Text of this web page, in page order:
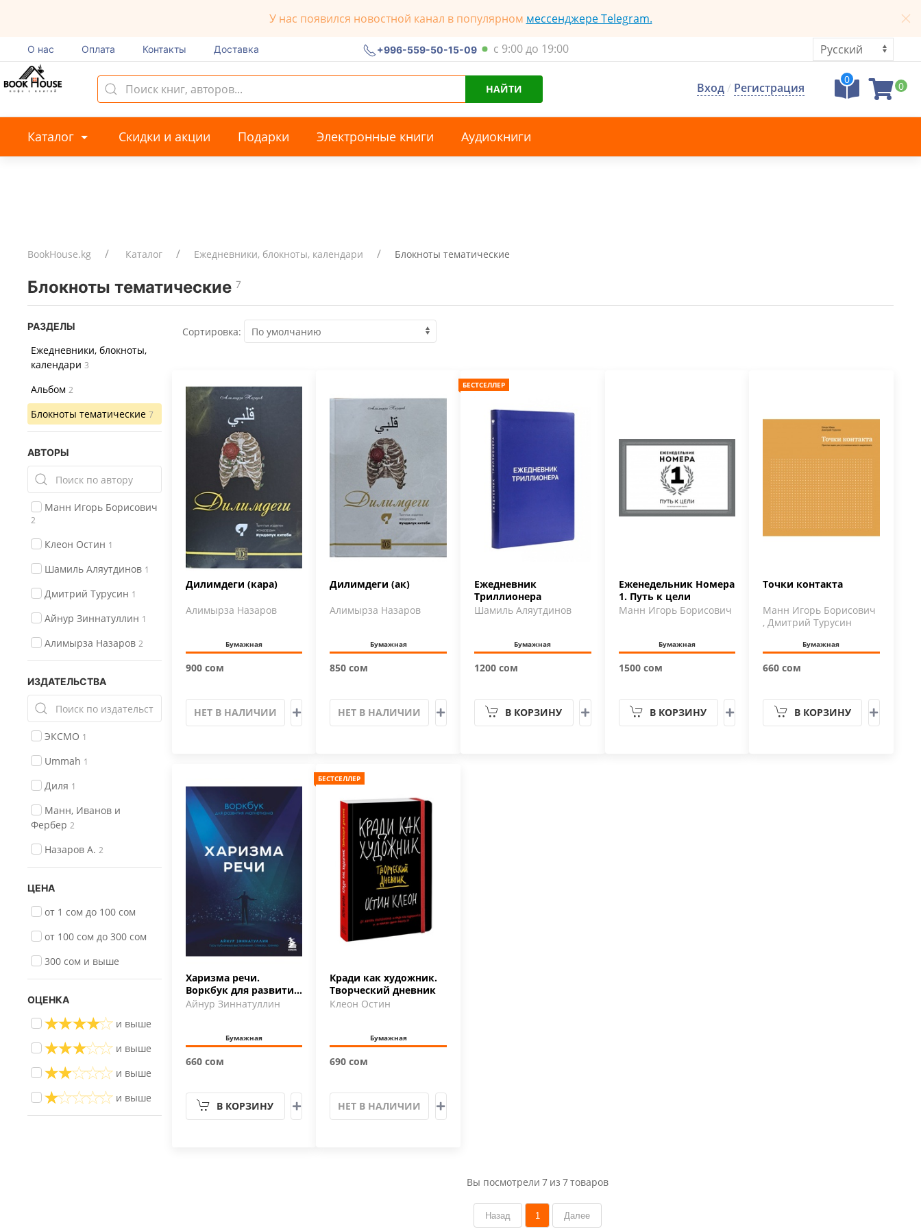
У нас появился новостной канал в популярном мессенджере Telegram.
О нас Оплата Контакты Доставка +996-559-50-15-09 с 9:00 до 19:00
НАЙТИ Вход/ Регистрация
0
0
Каталог Скидки и акции Подарки Электронные книги Аудиокниги
BookHouse.kg Каталог Ежедневники, блокноты, календари Блокноты тематические
Блокноты тематические 7
РАЗДЕЛЫ
Ежедневники, блокноты,
календари 3
Альбом 2
Блокноты тематические 7
АВТОРЫ
Манн Игорь Борисович
2
Клеон Остин 1
Шамиль Аляутдинов 1
Дмитрий Турусин 1
Айнур Зиннатуллин 1
Алимырза Назаров 2
ИЗДАТЕЛЬСТВА
ЭКСМО 1
Ummah 1
Диля 1
Манн, Иванов и
Фербер 2
Назаров А. 2
ЦЕНА
от 1 сом до 100 сом
от 100 сом до 300 сом
300 сом и выше
ОЦЕНКА
и выше
и выше
и выше
и выше
Сортировка:
Дилимдеги (кара)
Алимырза Назаров
Бумажная
900 сом
НЕТ В НАЛИЧИИ
Дилимдеги (ак)
Алимырза Назаров
Бумажная
850 сом
НЕТ В НАЛИЧИИ
БЕСТСЕЛЛЕР
Ежедневник
Триллионера
Шамиль Аляутдинов
Бумажная
1200 сом
В КОРЗИНУ
Еженедельник Номера
1. Путь к цели
Манн Игорь Борисович
Бумажная
1500 сом
В КОРЗИНУ
Точки контакта
Манн Игорь Борисович
, Дмитрий Турусин
Бумажная
660 сом
В КОРЗИНУ
Харизма речи.
Воркбук для развития
магнетизма
Айнур Зиннатуллин
Бумажная
660 сом
В КОРЗИНУ
БЕСТСЕЛЛЕР
Кради как художник.
Творческий дневник
Клеон Остин
Бумажная
690 сом
НЕТ В НАЛИЧИИ
Вы посмотрели 7 из 7товаров
Назад 1 Далее